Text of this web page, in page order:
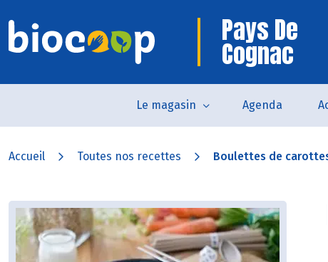
Pays De
Cognac
Le magasin Agenda
Accueil Toutes nos recettes Boulettes de